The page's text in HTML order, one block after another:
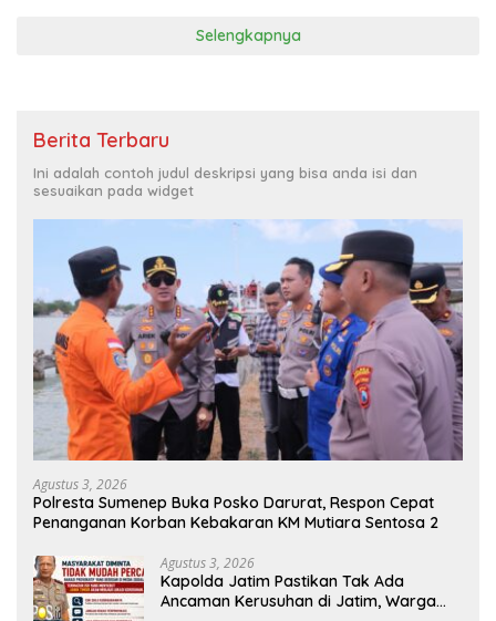
Selengkapnya
Berita Terbaru
Ini adalah contoh judul deskripsi yang bisa anda isi dan
sesuaikan pada widget
Agustus 3, 2026
Polresta Sumenep Buka Posko Darurat, Respon Cepat
Penanganan Korban Kebakaran KM Mutiara Sentosa 2
Agustus 3, 2026
Kapolda Jatim Pastikan Tak Ada
Ancaman Kerusuhan di Jatim, Warga